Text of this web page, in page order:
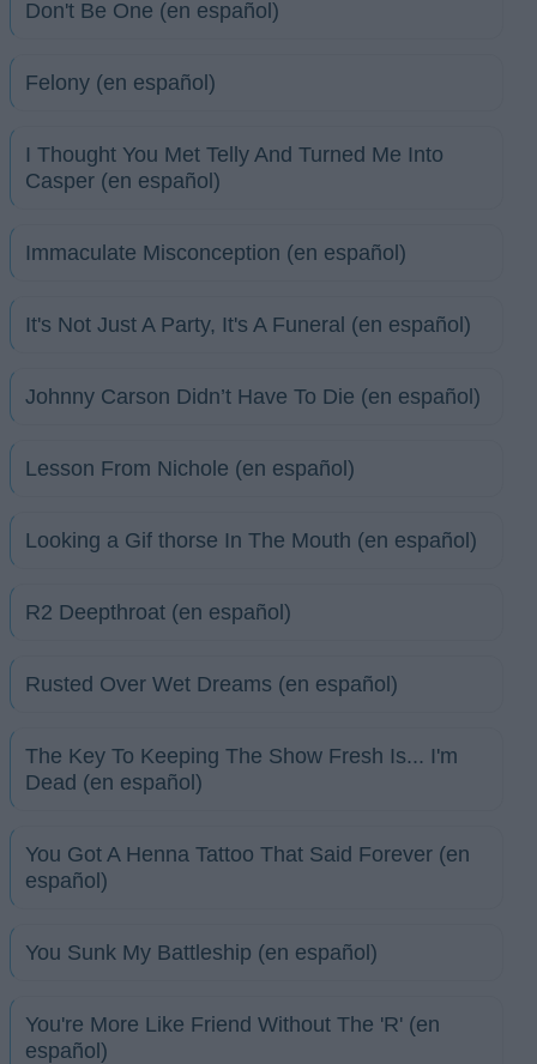
Don't Be One (en español)
Felony (en español)
I Thought You Met Telly And Turned Me Into
Casper (en español)
Immaculate Misconception (en español)
It's Not Just A Party, It's A Funeral (en español)
Johnny Carson Didn’t Have To Die (en español)
Lesson From Nichole (en español)
Looking a Gif thorse In The Mouth (en español)
R2 Deepthroat (en español)
Rusted Over Wet Dreams (en español)
The Key To Keeping The Show Fresh Is... I'm
Dead (en español)
You Got A Henna Tattoo That Said Forever (en
español)
You Sunk My Battleship (en español)
You're More Like Friend Without The 'R' (en
español)